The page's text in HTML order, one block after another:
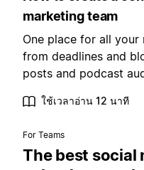
marketing team
One place for all
from deadlines and
posts and podcast
ใช้เวลาอ่าน 12 นาที
For Teams
The best social